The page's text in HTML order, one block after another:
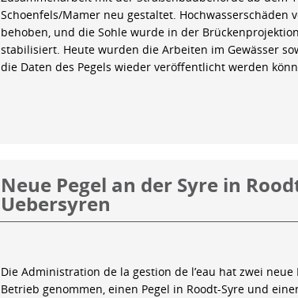
Schoenfels/Mamer neu gestaltet. Hochwasserschäden
behoben, und die Sohle wurde in der
stabilisiert. Heute wurden die Arbeiten im Gewässer
die Daten des Pegels wieder veröffentlicht werden
Neue Pegel an der Syre in
Uebersyren
Die Administration de la gestion de l’eau hat zwei neue
Betrieb genommen, einen Pegel in Roodt-Syre und